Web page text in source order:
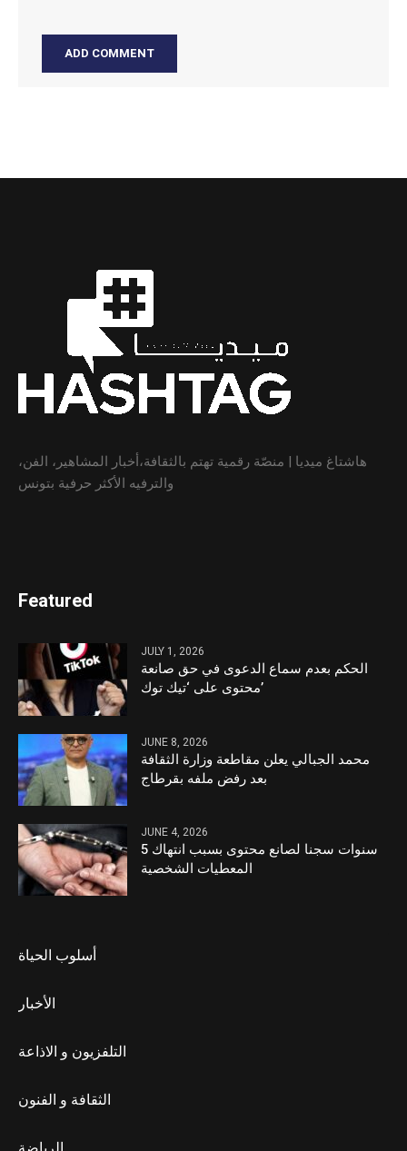
هاشتاغ ميديا | منصّة رقمية تهتم بالثقافة،أخبار المشاهير، الفن،
والترفيه الأكثر حرفية بتونس
Featured
JULY 1, 2026
الحكم بعدم سماع الدعوى في حق صانعة
محتوى على ‘تيك توك’
JUNE 8, 2026
محمد الجبالي يعلن مقاطعة وزارة الثقافة
بعد رفض ملفه بقرطاج
JUNE 4, 2026
5 سنوات سجنا لصانع محتوى بسبب انتهاك
المعطيات الشخصية
أسلوب الحياة
الأخبار
التلفزيون و الاذاعة
الثقافة و الفنون